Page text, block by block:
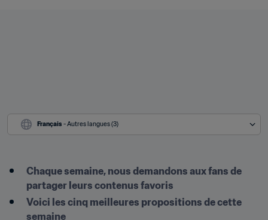
Français - Autres langues (3)
Chaque semaine, nous demandons aux fans de
partager leurs contenus favoris
Voici les cinq meilleures propositions de cette
semaine